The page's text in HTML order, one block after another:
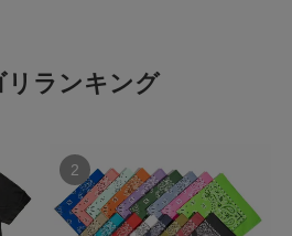
リランキング